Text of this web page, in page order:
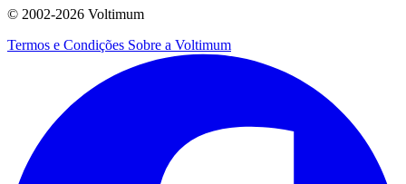
© 2002-2026 Voltimum
Termos e Condições Sobre a Voltimum